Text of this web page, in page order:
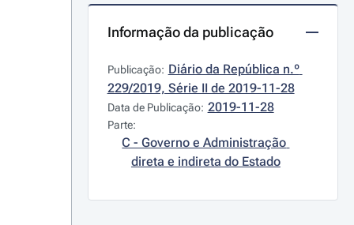
Informação da publicação
Publicação: Diário da República n.º
229/2019, Série II de 2019-11-28
Data de Publicação: 2019-11-28
Parte:
C - Governo e Administração
direta e indireta do Estado